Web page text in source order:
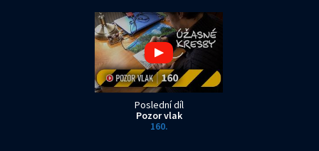
Poslední díl
Pozor vlak
160.